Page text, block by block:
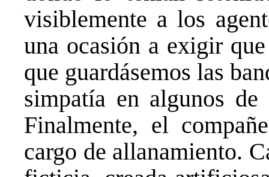
visiblemente a los
una ocasión a exigir
que guardásemos las
simpatía en algunos de
Finalmente, el
cargo de allanamiento.